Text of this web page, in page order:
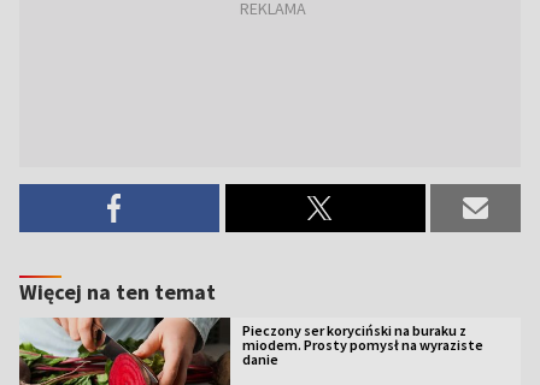
Więcej na ten temat
Pieczony ser koryciński na buraku z
miodem. Prosty pomysł na wyraziste
danie